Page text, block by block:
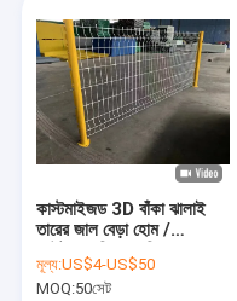
পণ্য
ভিআর শো
আমাদের সম্বন্ধে
গুণগত মান নিয়ন্ত্রণ
কাস্টমাইজড 3D বাঁকা ঝালাই
তারের জাল বেড়া হোম /
মূল্য:US$4-US$50
MOQ:50সেট